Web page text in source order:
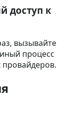
доступ к
вызывайте
процесс